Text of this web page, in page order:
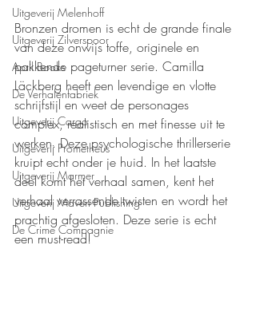
Uitgeverij Melenhoff
Uitgeverij Zilverspoor
April Books
De Verhalenfabriek
Uitgeverij Cargo
Uitgeverij Prometheus
Uitgeverij Marmer
Uitgeverij Maven Publishing
De Crime Compagnie
Bronzen dromen is echt de grande finale
van deze onwijs toffe, originele en
pakkende pageturner serie. Camilla
Läckberg heeft een levendige en vlotte
schrijfstijl en weet de personages
complex, realistisch en met finesse uit te
werken. Deze psychologische thrillerserie
kruipt echt onder je huid. In het laatste
deel komt het verhaal samen, kent het
verhaal verrassende twisten en wordt het
prachtig afgesloten. Deze serie is echt
een must-read!